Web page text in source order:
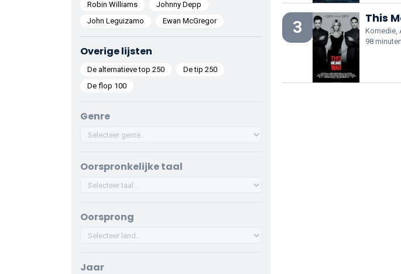
Genre
Oorspronkelijke taal
Oorsprong
Jaar
Robin Williams
Johnny Depp
John Leguizamo
Ewan McGregor
Overige lijsten
De alternatieve top 250
De tip 250
De flop 100
3 This
Komedie,
98 minuten